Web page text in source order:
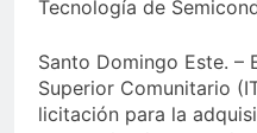
Tecnología de
Santo Domingo Este. –
Superior Comunitario
licitación para la